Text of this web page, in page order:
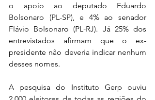
o apoio ao deputado Eduardo
Bolsonaro (PL-SP), e 4% ao senador
Flávio Bolsonaro (PL-RJ). Já 25% dos
entrevistados afirmam que o ex-
presidente não deveria indicar nenhum
desses nomes.
A pesquisa do Instituto Gerp ouviu